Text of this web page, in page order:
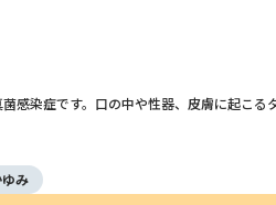
感染症です。口の中や性器、皮膚に起こ
み